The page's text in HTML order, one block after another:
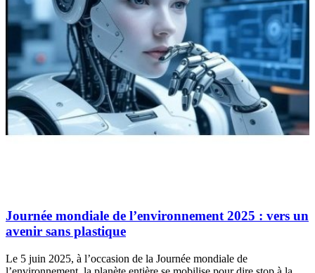
Journée mondiale de l’environnement 2025 : vers un
avenir sans plastique
Le 5 juin 2025, à l’occasion de la Journée mondiale de